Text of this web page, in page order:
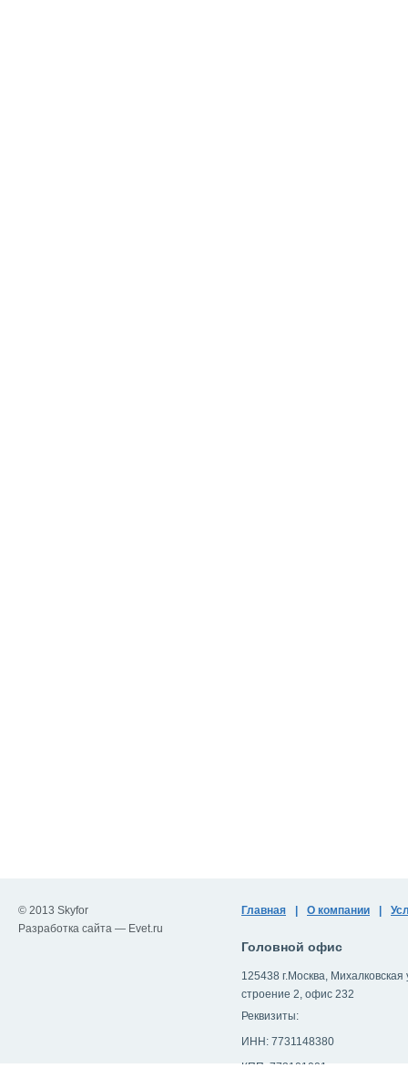
© 2013 Skyfor
Разработка сайта — Evet.ru
Главная О компании
Головной офис
125438 г.Москва, Михалковская
строение 2, офис 232
Реквизиты:
ИНН: 7731148380